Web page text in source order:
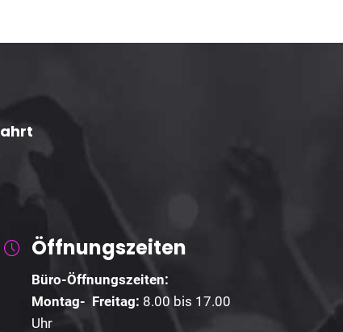
Öffnungszeiten
Büro-Öffnungszeiten:
Montag- Freitag: 8.00 bis 17.00
Uhr